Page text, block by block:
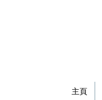
主頁